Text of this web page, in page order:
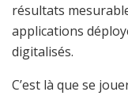
résultats
applications
digitalisés.
C’est là que se